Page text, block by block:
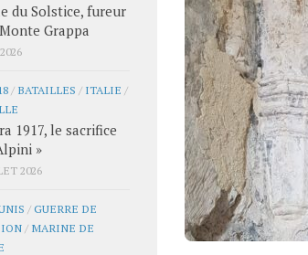
du Solstice, fureur
Grappa
/ BATAILLES / ITALIE /
1917, le sacrifice
»
2026
/GUERRE DE
/ MARINE DE